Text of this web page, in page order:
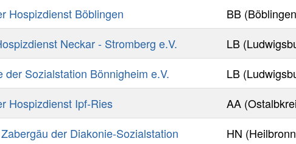
Hospizdienst Böblingen
BB
Neckar - Stromberg e.V.
LB
der Sozialstation Bönnigheim e.V.
LB
Hospizdienst Ipf-Ries
AA
der Diakonie-Sozialstation
HN